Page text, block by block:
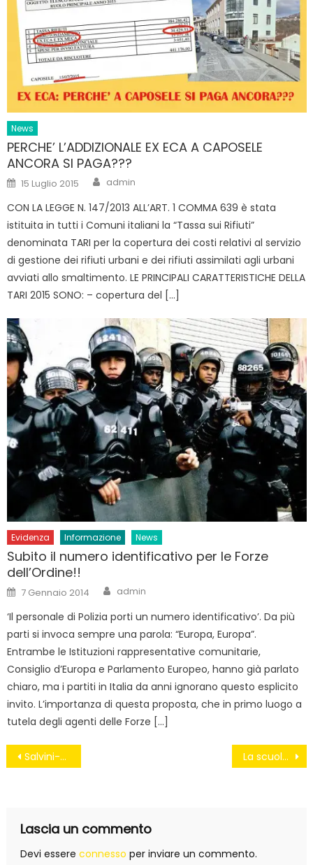
News
PERCHE’ L’ADDIZIONALE EX ECA A CAPOSELE
ANCORA SI PAGA???
Posted
on
15 Luglio 2015 Author
admin
CON LA LEGGE N. 147/2013 ALL’ART. 1 COMMA 639 è stata
istituita in tutti i Comuni italiani la “Tassa sui Rifiuti”
denominata TARI per la copertura dei costi relativi al servizio
di gestione dei rifiuti urbani e dei rifiuti assimilati agli urbani
avviati allo smaltimento. LE PRINCIPALI CARATTERISTICHE DELLA
TARI 2015 SONO: – copertura del […]
Evidenza Informazione News
Subito il numero identificativo per le Forze
dell’Ordine!!
Posted
on
7 Gennaio 2014 Author
admin
‘Il personale di Polizia porti un numero identificativo’. Da più
parti si invoca sempre una parola: “Europa, Europa”.
Entrambe le Istituzioni rappresentative comunitarie,
Consiglio d’Europa e Parlamento Europeo, hanno già parlato
chiaro, ma i partiti in Italia da anni ignorano questo esplicito
invito. L’importanza di questa proposta, che in primo luogo a
tutela degli agenti delle Forze […]
Navigazione
Salvini-Arlecchino: 20 anni di Lega serva di padron Berlusconi La scuola crolla #RenzieMente
Lascia un commento
Devi essere connesso per inviare un commento.